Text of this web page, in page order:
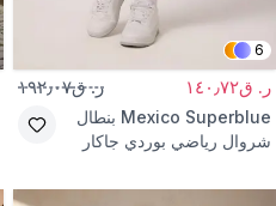
6
ر. ق١٤٠٫٧٢ ر. ق١٩٢٫٠٧
Mexico Superblue بنطال
شروال رياضي بوردي جاكار